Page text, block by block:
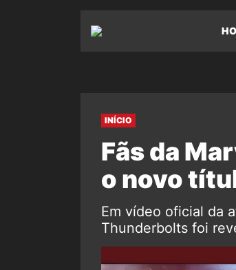
INÍCIO
Fãs da
o novo
Em vídeo oficial da
Thunderbolts foi